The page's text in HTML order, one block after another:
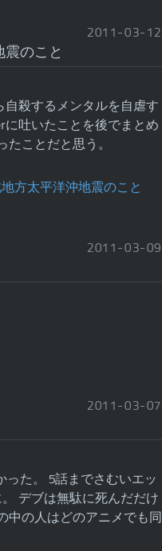
2011 -03- 12
のこと
自殺するメンタルを自虐す
吐いたことを後でまとめ
ことだと思う。
2011 -03-09
2011 -03-07
った。 5話までさむいエッ
デブは無駄に死んだだけ
中の人はどのアニメでも同